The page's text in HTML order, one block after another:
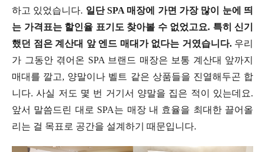
하고 있었습니다. 일단 SPA 매장에 가면 가장 많이 눈에 띄
는 가격표는 할인율 표기도 찾아볼 수 없었고요. 특히 신기
했던 점은 계산대 앞 엔드 매대가 없다는 거였습니다. 우리
가 그동안 겪어온 SPA 브랜드 매장은 보통 계산대 앞까지
매대를 깔고, 양말이나 벨트 같은 상품들을 진열해두곤 합
니다. 사실 저도 몇 번 거기서 양말을 집은 적이 있는데요.
앞서 말씀드린 대로 SPA는 매장 내 효율을 최대한 끌어올
리는 걸 목표로 공간을 설계하기 때문입니다.